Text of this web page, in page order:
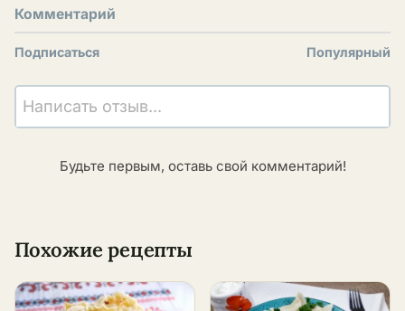
Комментарий
Подписаться Популярный
Написать отзыв...
Будьте первым, оставь свой комментарий!
Похожие рецепты